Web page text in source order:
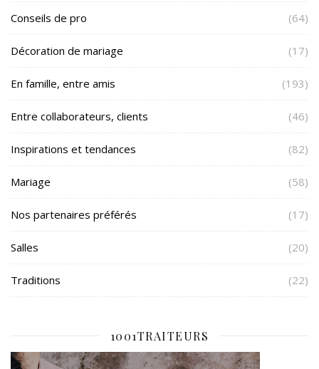
Conseils de pro (64)
Décoration de mariage (17)
En famille, entre amis (193)
Entre collaborateurs, clients (46)
Inspirations et tendances (82)
Mariage (58)
Nos partenaires préférés (17)
Salles (20)
Traditions (22)
1001TRAITEURS